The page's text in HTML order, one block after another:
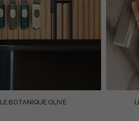
LE BOTANIQUE OLIVE